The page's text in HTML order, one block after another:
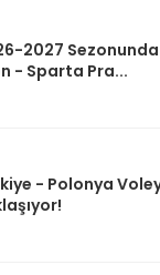
2027
- Sparta Pra...
- Polonya